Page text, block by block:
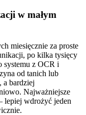
w małym
miesięcznie za proste
po kilka tysięcy
systemu z OCR i
od tanich lub
a bardziej
Najważniejsze
lepiej wdrożyć jeden